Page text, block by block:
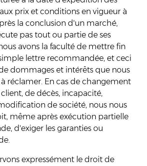
prix et conditions en vigueur à
la conclusion d'un marché,
pas tout ou partie de ses
avons la faculté de mettre fin
lettre recommandée, et ceci
dommages et intérêts que nous
réclamer. En cas de changement
de décès, incapacité,
de société, nous nous
même après exécution partielle
d'exiger les garanties ou
expressément le droit de